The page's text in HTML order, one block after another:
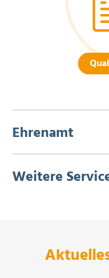
Ehrenamt
Weitere